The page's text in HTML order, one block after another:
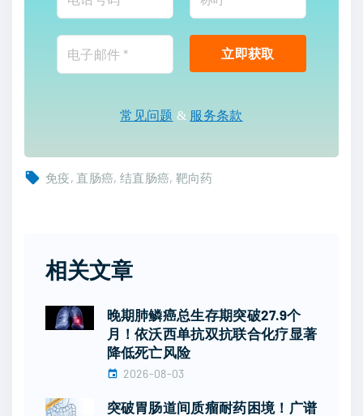
常见问题 & 服务条款
免疫 直肠癌 结直肠癌 靶向药
相关文章
晚期肺鳞癌总生存期突破27.9个
月！依沃西单抗双抗联合化疗显著
降低死亡风险
2026-08-03
突破胃肠道间质瘤耐药困境！广谱